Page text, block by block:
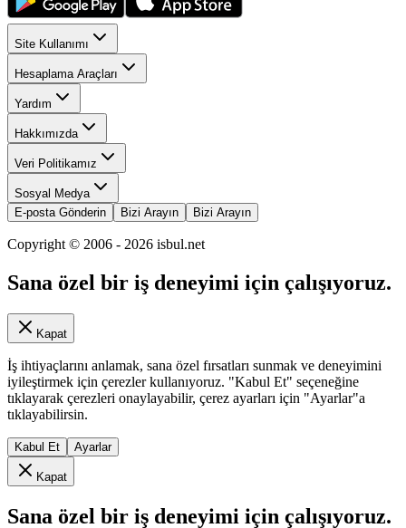
Site Kullanımı
Hesaplama Araçları
Yardım
Hakkımızda
Veri Politikamız
Sosyal Medya
E-posta Gönderin
Bizi Arayın Bizi Arayın
Copyright © 2006 - 2026 isbul.net
Sana özel bir iş deneyimi için çalışıyoruz.
Kapat
İş ihtiyaçlarını anlamak, sana özel fırsatları sunmak ve deneyimini
iyileştirmek için çerezler kullanıyoruz. "Kabul Et" seçeneğine
tıklayarak çerezleri onaylayabilir, çerez ayarları için "Ayarlar"a
tıklayabilirsin.
Kabul Et Ayarlar
Kapat
Sana özel bir iş deneyimi için çalışıyoruz.